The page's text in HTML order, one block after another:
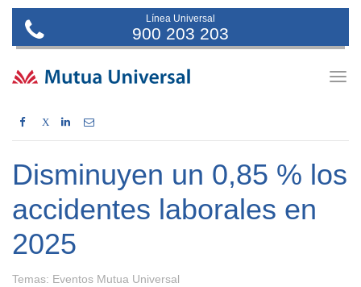
Línea Universal
900 203 203
X
Disminuyen un 0,85 % los
accidentes laborales en
2025
Temas: Eventos Mutua Universal